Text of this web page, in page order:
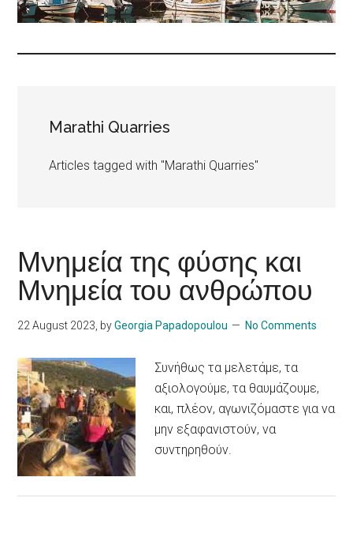
Antiparos
Marathi Quarries
Articles tagged with "Marathi Quarries"
Μνημεία της φύσης και
Μνημεία του ανθρώπου
22 August 2023, byGeorgia Papadopoulou No Comments
Συνήθως τα μελετάμε, τα
αξιολογούμε, τα θαυμάζουμε,
και, πλέον, αγωνιζόμαστε για να
μην εξαφανιστούν, να
συντηρηθούν.